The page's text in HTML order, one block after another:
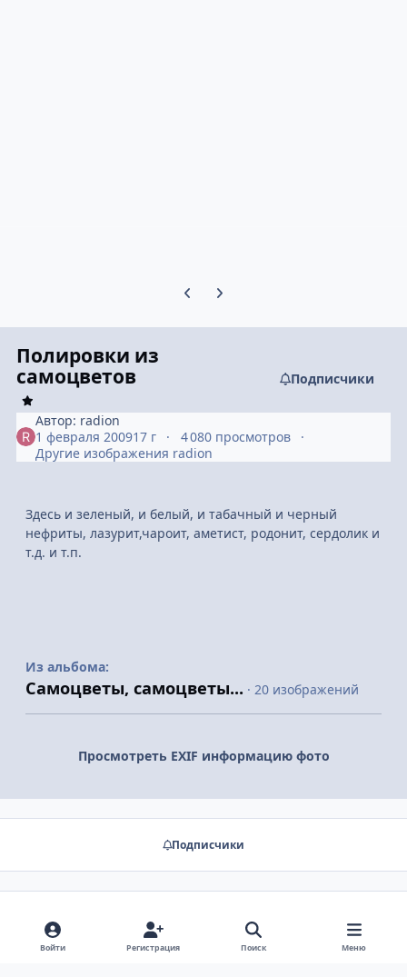
Предыдущий слайд карусели
Следующий слайд карусели
Полировки из
самоцветов
Подписчики
Автор: radion
1 февраля 200917 г
4 080 просмотров
Другие изображения radion
Здесь и зеленый, и белый, и табачный и черный
нефриты, лазурит,чароит, аметист, родонит, сердолик и
т.д. и т.п.
Из альбома:
Самоцветы, самоцветы... · 20 изображений
Просмотреть EXIF информацию фото
Подписчики
Нет комментариев для отображения
Войти Регистрация Поиск Меню